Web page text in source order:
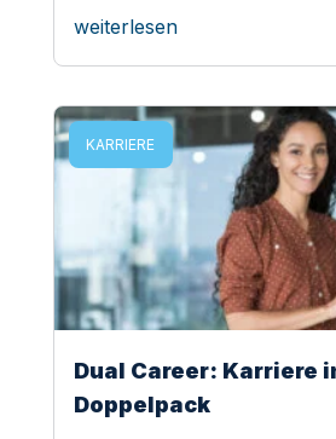
weiterlesen
KARRIERE
Dual Career: Karriere
Doppelpack